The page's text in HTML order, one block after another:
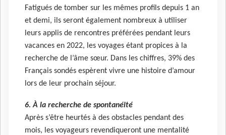
Fatigués de tomber sur les mêmes profils depuis 1 an
et demi, ils seront également nombreux à utiliser
leurs applis de rencontres préférées pendant leurs
vacances en 2022, les voyages étant propices à la
recherche de l’âme sœur. Dans les chiffres, 39% des
Français sondés espèrent vivre une histoire d’amour
lors de leur prochain séjour.
6. À la recherche de spontanéité
Après s’être heurtés à des obstacles pendant des
mois, les voyageurs revendiqueront une mentalité